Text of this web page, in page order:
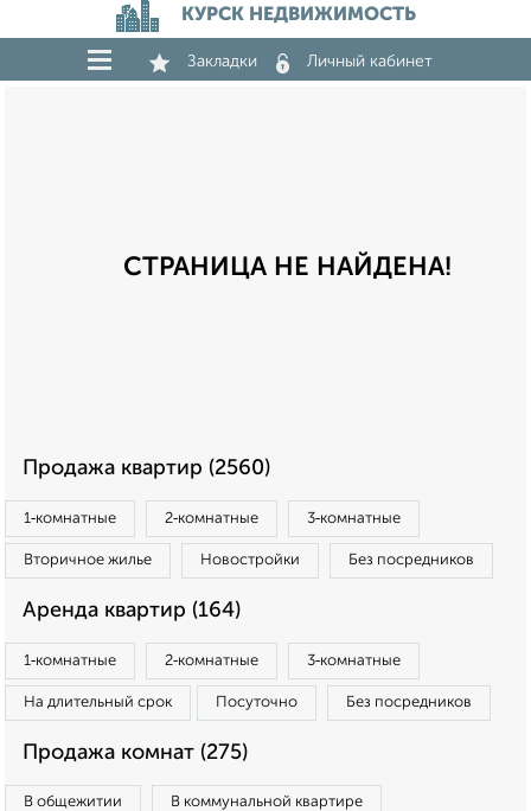
КУРСК НЕДВИЖИМОСТЬ
Закладки Личный кабинет
СТРАНИЦА НЕ НАЙДЕНА!
Продажа квартир (2560)
1‑комнатные 2‑комнатные 3‑комнатные
Вторичное жилье Новостройки Без посредников
Аренда квартир (164)
1‑комнатные 2‑комнатные 3‑комнатные
На длительный срок Посуточно Без посредников
Продажа комнат (275)
В общежитии В коммунальной квартире